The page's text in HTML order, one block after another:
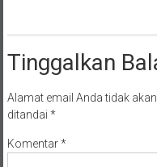
Tinggalkan
Alamat email Anda tidak
ditandai *
Komentar*